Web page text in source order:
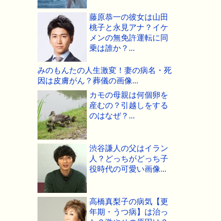
藤原恭一の彼女は山田
桃子と永見アナ？イケ
メンの無免許運転に同
乗は誰か？...
みのもんたの人生激変！妻の病名・死
因は皮膚がん？葬儀の画像...
カモの母親は何個卵を
産むの？引越しをする
のはなぜ？...
渋谷謙人の父はイラン
人？どっちがどっち子
役時代の可愛い画像...
高橋真梨子の病気【更
年期・うつ病】は治っ